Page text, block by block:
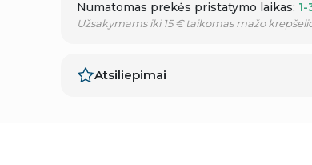
Numatomas prekės pristatymo laikas:
Užsakymams iki 15 € taikomas mažo
Atsiliepimai